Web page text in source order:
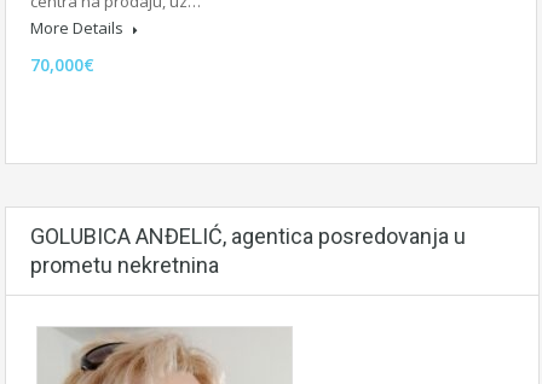
More Details
70,000€
GOLUBICA ANĐELIĆ, agentica posredovanja u
prometu nekretnina